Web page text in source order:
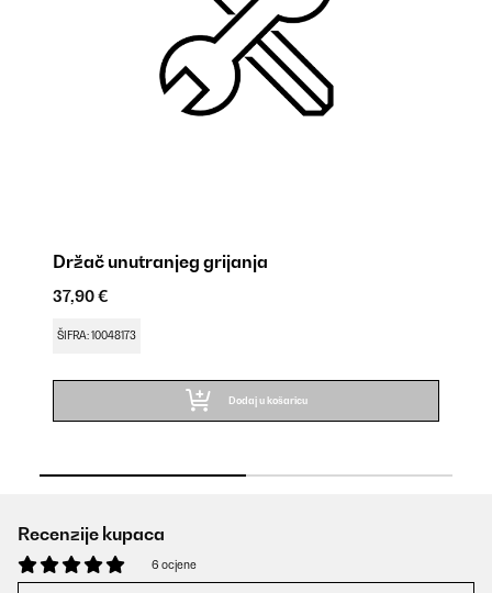
Držač unutranjeg grijanja
37,90 €
ŠIFRA: 10048173
Dodaj u košaricu
Recenzije kupaca
6 ocjene